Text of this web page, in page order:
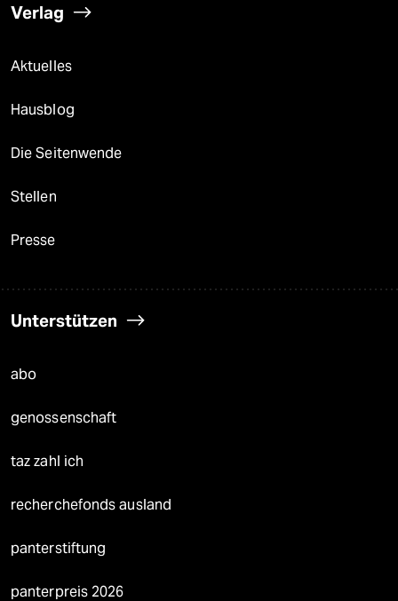
Verlag
Aktuelles
Hausblog
Die Seitenwende
Stellen
Presse
Unterstützen
abo
genossenschaft
taz zahl ich
recherchefonds ausland
panterstiftung
panterpreis 2026